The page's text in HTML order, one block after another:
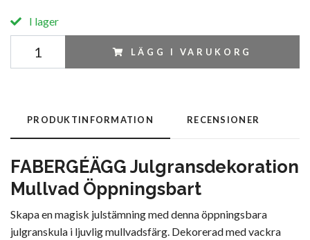
I lager
LÄGG I VARUKORG
PRODUKTINFORMATION RECENSIONER
FABERGÉÄGG Julgransdekoration
Mullvad Öppningsbart
Skapa en magisk julstämning med denna öppningsbara
julgranskula i ljuvlig mullvadsfärg. Dekorerad med vackra